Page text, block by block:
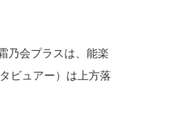
乃会プラスは、能楽
ビュアー）は上方落